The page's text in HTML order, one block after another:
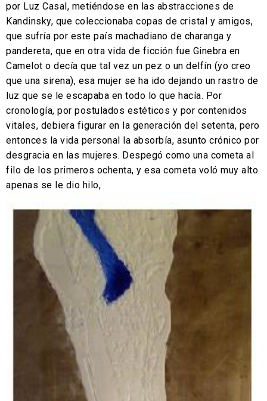
por Luz Casal, metiéndose en las abstracciones de
Kandinsky, que coleccionaba copas de cristal y amigos,
que sufría por este país machadiano de charanga y
pandereta, que en otra vida de ficción fue Ginebra en
Camelot o decía que tal vez un pez o un delfín (yo creo
que una sirena), esa mujer se ha ido dejando un rastro de
luz que se le escapaba en todo lo que hacía. Por
cronología, por postulados estéticos y por contenidos
vitales, debiera figurar en la generación del setenta, pero
entonces la vida personal la absorbía, asunto crónico por
desgracia en las mujeres. Despegó como una cometa al
filo de los primeros ochenta, y esa cometa voló muy alto
apenas se le dio hilo,